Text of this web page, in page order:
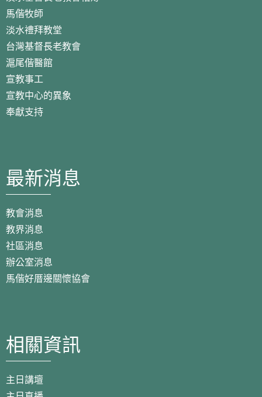
馬偕牧師
淡水禮拜教堂
台灣基督長老教會
滬尾偕醫館
宣教事工
宣教中心的異象
奉獻支持
最新消息
教會消息
教界消息
社區消息
辦公室消息
馬偕好厝邊關懷協會
相關資訊
主日講壇